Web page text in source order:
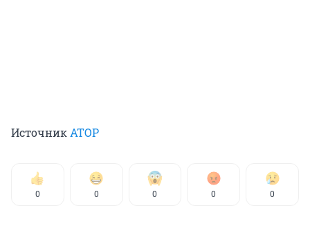
Источник АТОР
0 0 0 0 0